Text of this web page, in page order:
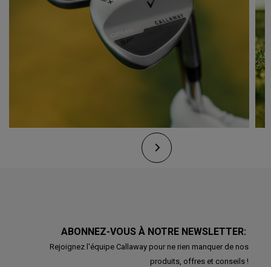
ABONNEZ-VOUS À NOTRE NEWSLETTER:
Rejoignez l'équipe Callaway pour ne rien manquer de nos
produits, offres et conseils !